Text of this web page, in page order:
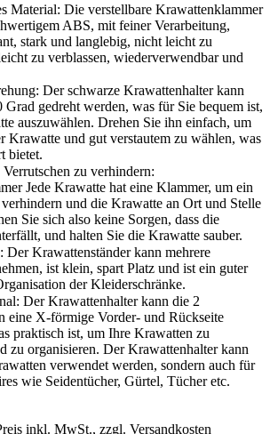
Material: Die verstellbare Krawattenklammer
ABS, mit feiner Verarbeitung,
stark und langlebig, nicht leicht zu
zu verblassen, wiederverwendbar und
Der schwarze Krawattenhalter kann
gedreht werden, was für Sie bequem ist,
auszuwählen. Drehen Sie ihn einfach, um
Krawatte und gut verstautem zu wählen, was
bietet.
zu verhindern:
Jede Krawatte hat eine Klammer, um ein
und die Krawatte an Ort und Stelle
Sie sich also keine Sorgen, dass die
und halten Sie die Krawatte sauber.
Der Krawattenständer kann mehrere
ist klein, spart Platz und ist ein guter
der Kleiderschränke.
Der Krawattenhalter kann die 2
eine X-förmige Vorder- und Rückseite
praktisch ist, um Ihre Krawatten zu
zu organisieren. Der Krawattenhalter kann
verwendet werden, sondern auch für
wie Seidentücher, Gürtel, Tücher etc.
inkl. MwSt., zzgl. Versandkosten